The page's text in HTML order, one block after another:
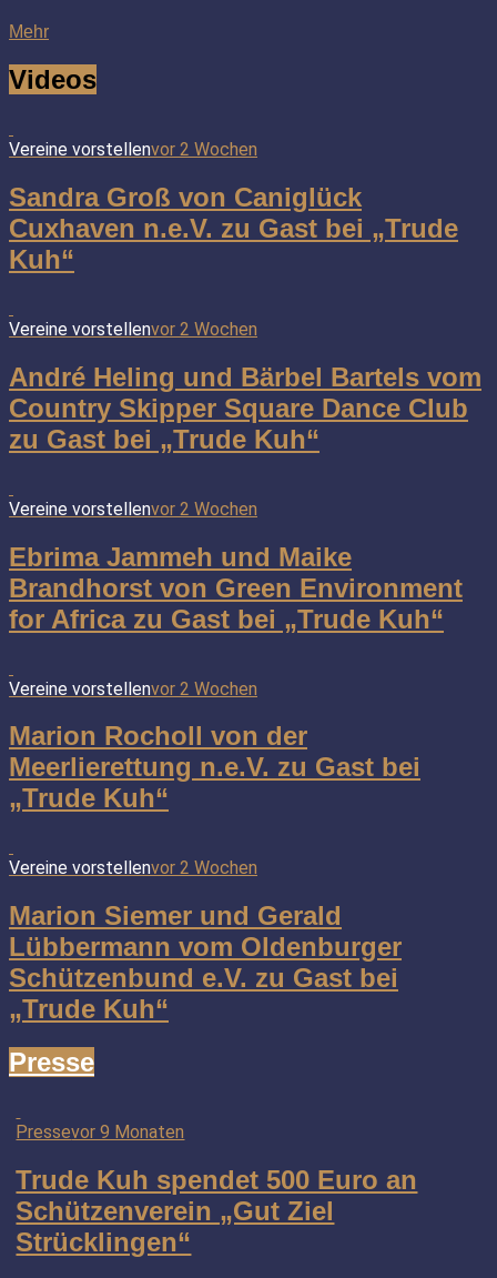
Mehr
Videos
Vereine vorstellenvor 2 Wochen
Sandra Groß von Caniglück
Cuxhaven n.e.V. zu Gast bei „Trude
Kuh“
Vereine vorstellenvor 2 Wochen
André Heling und Bärbel Bartels vom
Country Skipper Square Dance Club
zu Gast bei „Trude Kuh“
Vereine vorstellenvor 2 Wochen
Ebrima Jammeh und Maike
Brandhorst von Green Environment
for Africa zu Gast bei „Trude Kuh“
Vereine vorstellenvor 2 Wochen
Marion Rocholl von der
Meerlierettung n.e.V. zu Gast bei
„Trude Kuh“
Vereine vorstellenvor 2 Wochen
Marion Siemer und Gerald
Lübbermann vom Oldenburger
Schützenbund e.V. zu Gast bei
„Trude Kuh“
Presse
Pressevor 9 Monaten
Trude Kuh spendet 500 Euro an
Schützenverein „Gut Ziel
Strücklingen“